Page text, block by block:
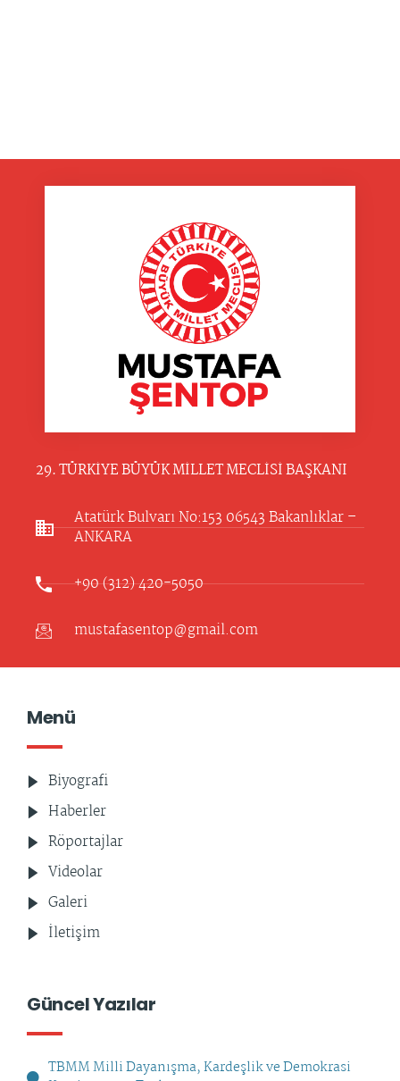
29. TÜRKİYE BÜYÜK MİLLET MECLİSİ BAŞKANI
Atatürk Bulvarı No:153 06543 Bakanlıklar –
ANKARA​
+90 (312) 420-5050
mustafasentop@gmail.com
Menü
Biyografi
Haberler
Röportajlar
Videolar
Galeri
İletişim
Güncel Yazılar
TBMM Milli Dayanışma, Kardeşlik ve Demokrasi